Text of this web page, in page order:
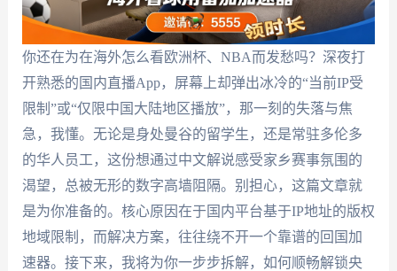
你还在为在海外怎么看欧洲杯、NBA而发愁吗？深夜打
开熟悉的国内直播App，屏幕上却弹出冰冷的“当前IP受
限制”或“仅限中国大陆地区播放”，那一刻的失落与焦
急，我懂。无论是身处曼谷的留学生，还是常驻多伦多
的华人员工，这份想通过中文解说感受家乡赛事氛围的
渴望，总被无形的数字高墙阻隔。别担心，这篇文章就
是为你准备的。核心原因在于国内平台基于IP地址的版权
地域限制，而解决方案，往往绕不开一个靠谱的回国加
速器。接下来，我将为你一步步拆解，如何顺畅解锁央